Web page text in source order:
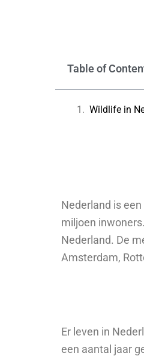
Table of
Wildlife in
Nederland is
miljoen
Nederland. De
Amsterdam,
Er leven in
een aantal jaar